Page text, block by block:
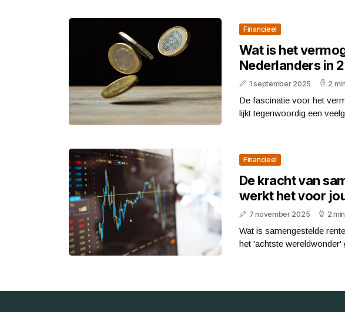
Financieel
Wat is het
Nederlanders in
1 september 2025 2
De fascinatie voor het
lijkt tegenwoordig een
Financieel
De kracht van
werkt het voor
7 november 2025 2
Wat is samengestelde
het 'achtste wereldwonder'